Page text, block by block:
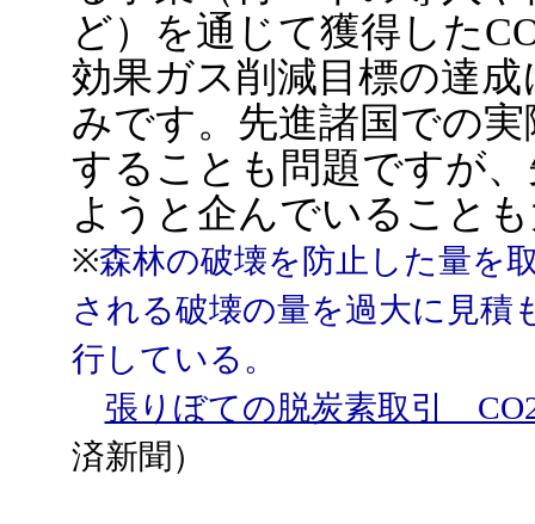
ど）を通じて獲得した
効果ガス削減目標の達
みです。先進諸国での
することも問題ですが
ようと企んでいること
※森林の破壊を防止した量を
される破壊の量を過大に見積
行している。
張りぼての脱炭素取引
済新聞）